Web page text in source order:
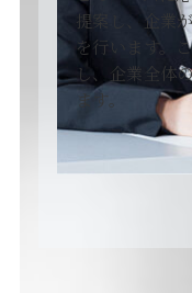
提案し、企業
を行います。
し、企業全体
ます。